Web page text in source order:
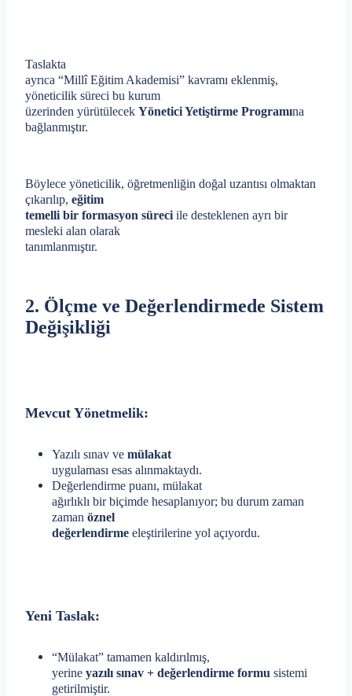
Taslakta
ayrıca “Millî Eğitim Akademisi” kavramı eklenmiş,
yöneticilik süreci bu kurum
üzerinden yürütülecek Yönetici Yetiştirme Programına
bağlanmıştır.
Böylece yöneticilik, öğretmenliğin doğal uzantısı olmaktan
çıkarılıp, eğitim
temelli bir formasyon süreci ile desteklenen ayrı bir
mesleki alan olarak
tanımlanmıştır.
2. Ölçme ve Değerlendirmede Sistem
Değişikliği
Mevcut Yönetmelik:
Yazılı sınav ve mülakat
uygulaması esas alınmaktaydı.
Değerlendirme puanı, mülakat
ağırlıklı bir biçimde hesaplanıyor; bu durum zaman
zaman öznel
değerlendirme eleştirilerine yol açıyordu.
Yeni Taslak:
“Mülakat” tamamen kaldırılmış,
yerine yazılı sınav + değerlendirme formu sistemi
getirilmiştir.